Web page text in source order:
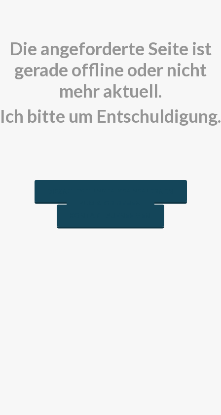
Die angeforderte Seite ist
gerade offline oder nicht
mehr aktuell.
Ich bitte um Entschuldigung.